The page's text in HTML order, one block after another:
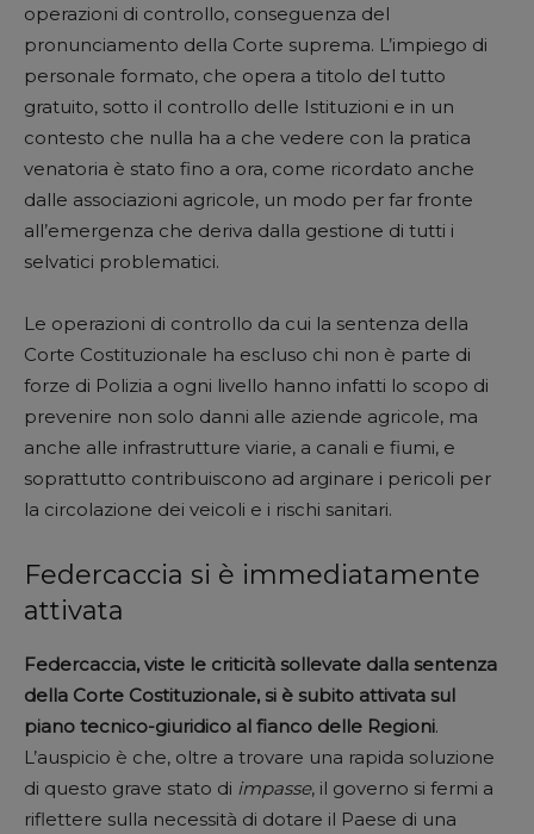
operazioni di controllo, conseguenza del
pronunciamento della Corte suprema. L’impiego di
personale formato, che opera a titolo del tutto
gratuito, sotto il controllo delle Istituzioni e in un
contesto che nulla ha a che vedere con la pratica
venatoria è stato fino a ora, come ricordato anche
dalle associazioni agricole, un modo per far fronte
all’emergenza che deriva dalla gestione di tutti i
selvatici problematici.
Le operazioni di controllo da cui la sentenza della
Corte Costituzionale ha escluso chi non è parte di
forze di Polizia a ogni livello hanno infatti lo scopo di
prevenire non solo danni alle aziende agricole, ma
anche alle infrastrutture viarie, a canali e fiumi, e
soprattutto contribuiscono ad arginare i pericoli per
la circolazione dei veicoli e i rischi sanitari.
Federcaccia si è immediatamente
attivata
Federcaccia, viste le criticità sollevate dalla sentenza
della Corte Costituzionale, si è subito attivata sul
piano tecnico-giuridico al fianco delle Regioni.
L’auspicio è che, oltre a trovare una rapida soluzione
di questo grave stato di impasse, il governo si fermi a
riflettere sulla necessità di dotare il Paese di una